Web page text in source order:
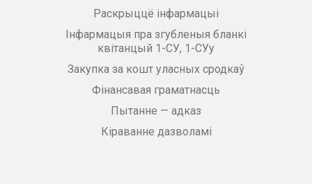
Раскрыццё інфармацыі
Інфармацыя пра згубленыя бланкі
квітанцый 1-СУ, 1-СУу
Закупка за кошт уласных сродкаў
Фінансавая граматнасць
Пытанне — адказ
Кіраванне дазволамі